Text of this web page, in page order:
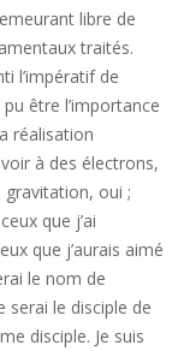
libre de
traités.
l’impératif de
être l’importance
réalisation
à des électrons,
gravitation, oui ;
que j’ai
que j’aurais aimé
le nom de
serai le disciple de
disciple. Je suis